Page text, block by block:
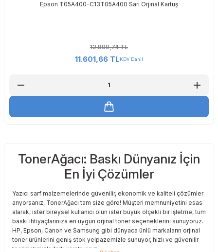
Epson T05A400-C13T05A400 Sarı Orjinal Kartuş
12.890,74 TL
11.601,66 TLKDV Dahil
TonerAğacı: Baskı Dünyanız İçin
En İyi Çözümler
Yazıcı sarf malzemelerinde güvenilir, ekonomik ve kaliteli çözümler
arıyorsanız, TonerAğacı tam size göre! Müşteri memnuniyetini esas
alarak, ister bireysel kullanıcı olun ister büyük ölçekli bir işletme, tüm
baskı ihtiyaçlarınıza en uygun orjinal toner seçeneklerini sunuyoruz.
HP, Epson, Canon ve Samsung gibi dünyaca ünlü markaların orjinal
toner ürünlerini geniş stok yelpazemizle sunuyor, hızlı ve güvenilir
teslimatımızla fark yaratıyoruz.